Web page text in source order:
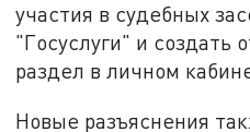
участия в судебных
"Госуслуги" и создать
раздел в личном
Новые разъяснения